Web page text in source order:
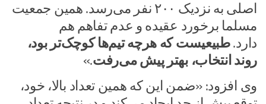
اصلی به نزدیک ۲۰۰ نفر می‌رسد. همین جمعیت
مسلما برخورد عقیده و عدم تفاهم هم
دارد.طبیعیست که هرچه تیم‌ها کوچک‌تر بود،
روند انتخاب، بهتر پیش می‌رفت.»
وی افزود: «ضمن این که همین تعداد بالا، خود،